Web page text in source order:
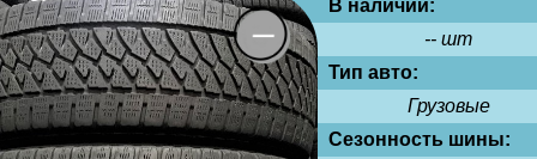
В наличии:
-- шт
Тип авто:
Грузовые
Сезонность шины: